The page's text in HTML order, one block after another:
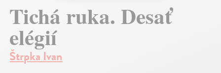
Tichá ruka. Desať
elégií
Štrpka Ivan